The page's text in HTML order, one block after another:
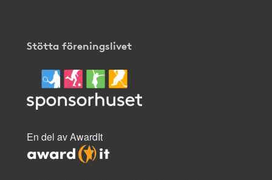
Stötta föreningslivet
En del av AwardIt